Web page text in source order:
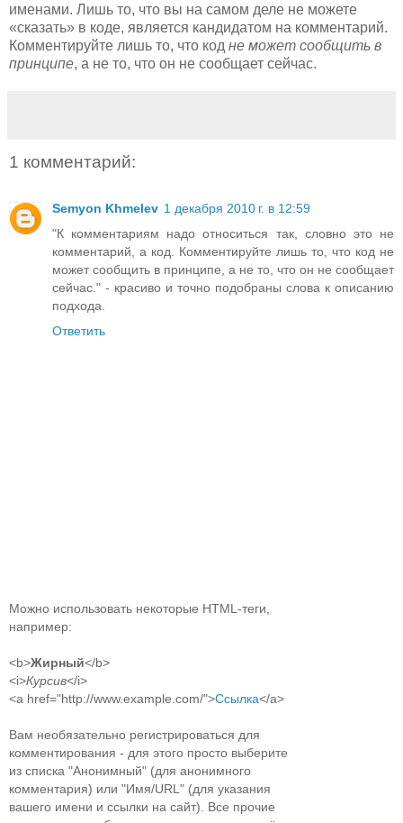
именами. Лишь то, что вы на самом деле не можете
«сказать» в коде, является кандидатом на комментарий.
Комментируйте лишь то, что код не может сообщить в
принципе, а не то, что он не сообщает сейчас.
1 комментарий:
Semyon Khmelev 1 декабря 2010 г. в 12:59
"К комментариям надо относиться так, словно это не
комментарий, а код. Комментируйте лишь то, что код не
может сообщить в принципе, а не то, что он не сообщает
сейчас." - красиво и точно подобраны слова к описанию
подхода.
Ответить
Можно использовать некоторые HTML-теги,
например:
<b>Жирный</b>
<i>Курсив</i>
<a href="http://www.example.com/">Ссылка</a>
Вам необязательно регистрироваться для
комментирования - для этого просто выберите
из списка "Анонимный" (для анонимного
комментария) или "Имя/URL" (для указания
вашего имени и ссылки на сайт). Все прочие